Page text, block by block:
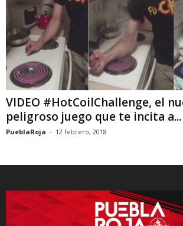
VIDEO #HotCoilChallenge, el
peligroso juego que te incita a...
PueblaRoja - 12 febrero, 2018